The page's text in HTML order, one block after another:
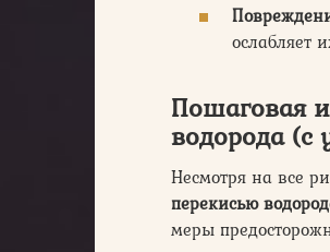
ослабляет
Пошаговая
водорода (с
Несмотря на все
перекисью
меры